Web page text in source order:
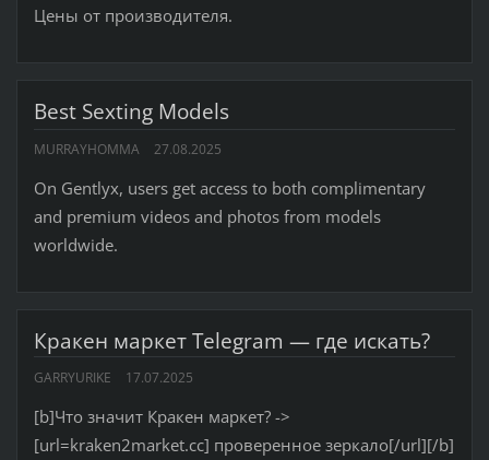
Цены от производителя.
Best Sexting Models
MURRAYHOMMA 27.08.2025
On Gentlyx, users get access to both complimentary
and premium videos and photos from models
worldwide.
Кракен маркет Telegram — где искать?
GARRYURIKE 17.07.2025
[b]Что значит Кракен маркет? ->
[url=kraken2market.cc] проверенное зеркало[/url][/b]